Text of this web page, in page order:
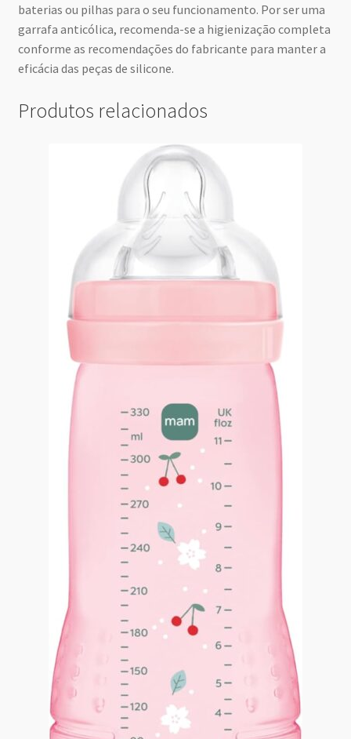
baterias ou pilhas para o seu funcionamento. Por ser uma
garrafa anticólica, recomenda-se a higienização completa
conforme as recomendações do fabricante para manter a
eficácia das peças de silicone.
Produtos relacionados